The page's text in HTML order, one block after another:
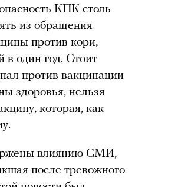
КПК столь
из обращения
против кори,
в один год. Стоит
против вакцинации
здоровья, нельзя
которая, как
влиянию СМИ,
после тревожного